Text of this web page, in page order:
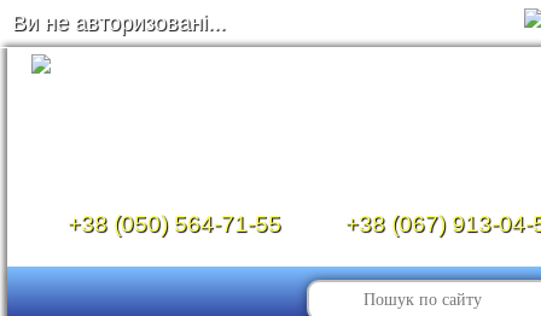
Ви не авторизовані...
+38 (050) 564-71-55 +38 (067) 913-04-